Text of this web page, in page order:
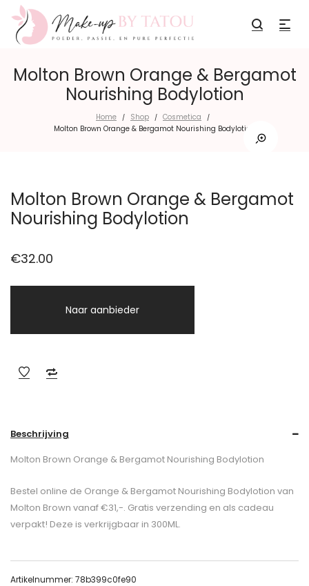
Molton Brown Orange & Bergamot
Nourishing Bodylotion
Home / Shop / Cosmetica /
Molton Brown Orange & Bergamot Nourishing Bodylotion
Molton Brown Orange & Bergamot
Nourishing Bodylotion
€32.00
Naar aanbieder
Beschrijving
Molton Brown Orange & Bergamot Nourishing Bodylotion
Bestel online de Orange & Bergamot Nourishing Bodylotion van
Molton Brown vanaf €31,-. Gratis verzending en als cadeau
verpakt! Deze is verkrijgbaar in 300ML.
Artikelnummer: 78b399c0fe90